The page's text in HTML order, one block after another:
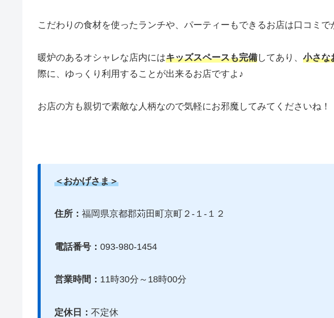
こだわりの食材を使ったランチや、パーティーもできるお店は口コミ
暖炉のあるオシャレな店内にはキッズスペースも完備してあり、 小さな
際に、ゆっくり利用することが出来るお店ですよ♪
お店の方も親切で素敵な人柄なので気軽にお邪魔してみてくださいね！
＜おかげさま＞
住所： 福岡県京都郡苅田町京町２-１-１２
電話番号： 093-980-1454
営業時間： 11時30分～18時00分
定休日： 不定休